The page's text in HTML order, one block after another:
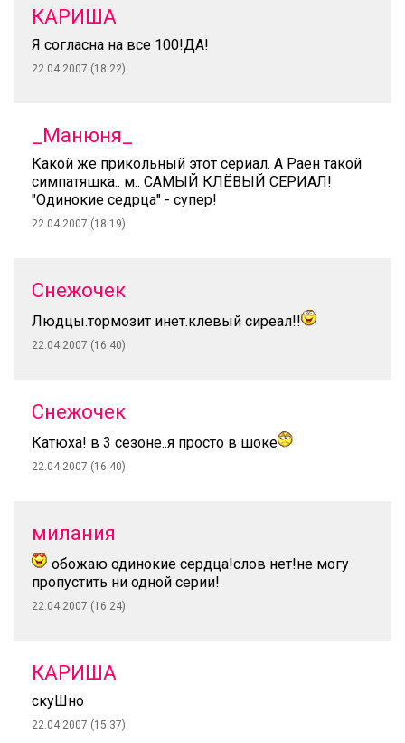
КАРИША
Я согласна на все 100!ДА!
22.04.2007 (18:22)
_Манюня_
Какой же прикольный этот сериал. А Раен такой
симпатяшка.. м.. САМЫЙ КЛЁВЫЙ СЕРИАЛ!
"Одинокие седрца" - супер!
22.04.2007 (18:19)
Снежочек
Людцы.тормозит инет.клевый сиреал!!
22.04.2007 (16:40)
Снежочек
Катюха! в 3 сезоне..я просто в шоке
22.04.2007 (16:40)
милания
обожаю одинокие сердца!слов нет!не могу
пропустить ни одной серии!
22.04.2007 (16:24)
КАРИША
скуШно
22.04.2007 (15:37)